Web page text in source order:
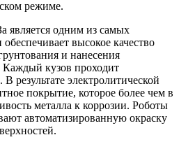
режиме.
является одним из самых
высокое качество
и нанесения
Каждый кузов проходит
результате электролитической
покрытие, которое более чем в
металла к коррозии. Роботы
автоматизированную окраску